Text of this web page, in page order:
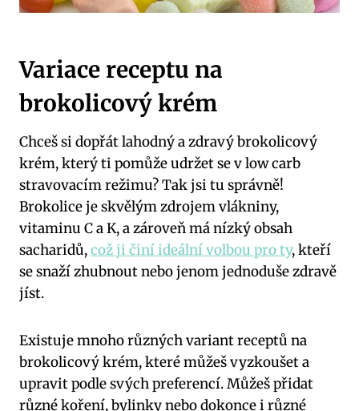
Variace receptu na
brokolicový krém
Chceš si dopřát lahodný a zdravý brokolicový
krém, který ti pomůže udržet se v low carb
stravovacím režimu? Tak jsi tu správně!
Brokolice je skvělým zdrojem vlákniny,
vitaminu C a K, a zároveň má nízký obsah
sacharidů,což ji činí ideální volbou pro ty, kteří
se snaží zhubnout nebo jenom jednoduše zdravě
jíst.
Existuje mnoho různých variant receptů na
brokolicový krém, které můžeš vyzkoušet a
upravit podle svých preferencí. Můžeš přidat
různé koření, bylinky nebo dokonce i různé